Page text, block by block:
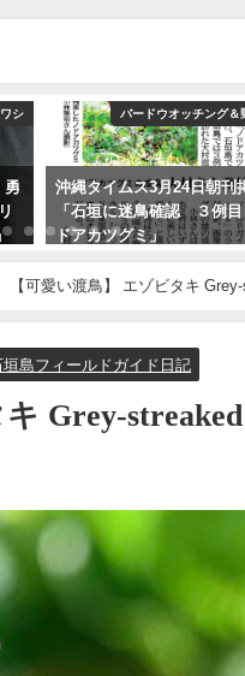
シ
勇
バードウオッチング＆
沖縄タイムス3月24日朝刊
「石垣に迷鳥確認 ３例
ドアカツグミ」
【可愛い渡鳥】
垣島フィールドガイド日記
Grey-streaked